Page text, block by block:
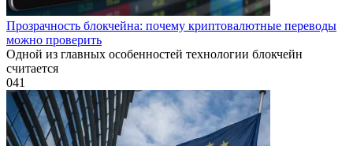
Прозрачность блокчейна: почему криптовалютные переводы
можно проверить
Одной из главных особенностей технологии блокчейн
считается
041